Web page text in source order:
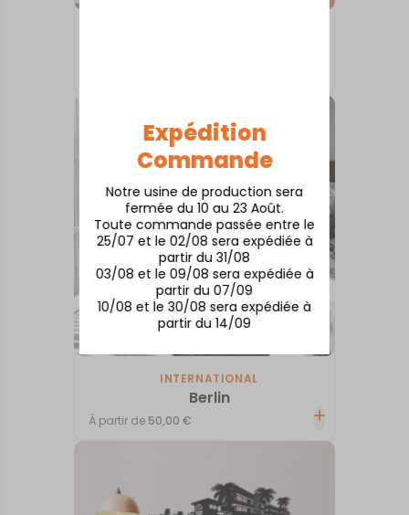
Expédition
Commande
Notre usine de production sera
fermée du 10 au 23 Août.
Toute commande passée entre le
25/07 et le 02/08 sera expédiée à
partir du 31/08
03/08 et le 09/08 sera expédiée à
partir du 07/09
10/08 et le 30/08 sera expédiée à
partir du 14/09
INTERNATIONAL
Berlin
À partir de 50,00€